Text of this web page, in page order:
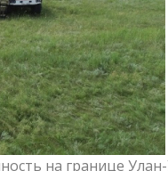
на границе